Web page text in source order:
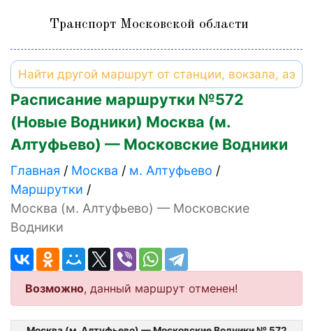
Транспорт Московской области
Расписание маршрутки №572
(Новые Водники) Москва (м.
Алтуфьево) — Московские Водники
Главная Москва
м. Алтуфьево
Маршрутки
Москва (м. Алтуфьево) — Московские
Водники
Возможно, данный маршрут отменен!